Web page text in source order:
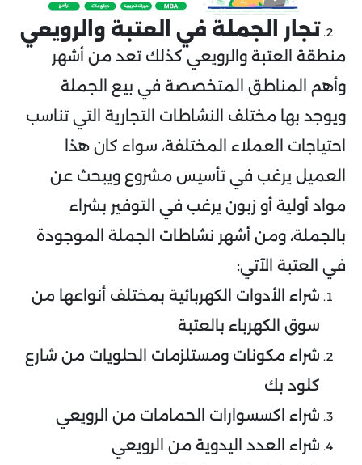
تجار الجملة في العتبة والرويعي
منطقة العتبة والرويعي كذلك تعد من أشهر
وأهم المناطق المتخصصة في بيع الجملة
ويوجد بها مختلف النشاطات التجارية التي تناسب
احتياجات العملاء المختلفة، سواء كان هذا
العميل يرغب في تأسيس مشروع ويبحث عن
مواد أولية أو زبون يرغب في التوفير بشراء
بالجملة، ومن أشهر نشاطات الجملة الموجودة
في العتبة الآتي:
شراء الأدوات الكهربائية بمختلف أنواعها من
سوق الكهرباء بالعتبة
شراء مكونات ومستلزمات الحلويات من شارع
كلود بك
شراء اكسسوارات الحمامات من الرويعي
شراء العدد اليدوية من الرويعي